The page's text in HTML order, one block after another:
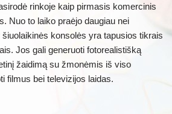
rinkoje kaip pirmasis komercinis
Nuo to laiko praėjo daugiau nei
konsolės yra tapusios tikrais
Jos gali generuoti fotorealistišką
žaidimą su žmonėmis iš viso
filmus bei televizijos laidas.